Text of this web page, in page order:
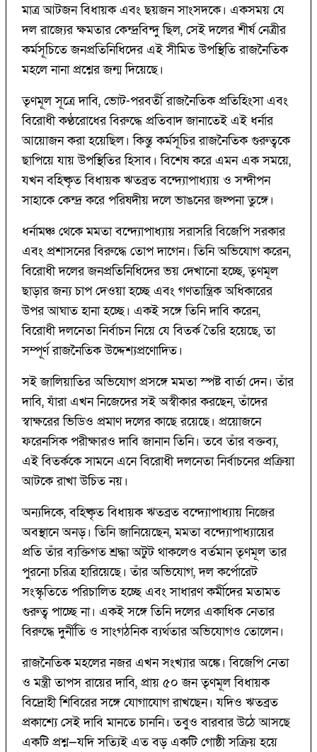
মাত্র আটজন বিধায়ক এবং ছয়জন সাংসদকে। একসময় যে
দল রাজ্যের ক্ষমতার কেন্দ্রবিন্দু ছিল, সেই দলের শীর্ষ নেত্রীর
কর্মসূচিতে জনপ্রতিনিধিদের এই সীমিত উপস্থিতি রাজনৈতিক
মহলে নানা প্রশ্নের জন্ম দিয়েছে।
তৃণমূল সূত্রে দাবি, ভোট-পরবর্তী রাজনৈতিক প্রতিহিংসা এবং
বিরোধী কণ্ঠরোধের বিরুদ্ধে প্রতিবাদ জানাতেই এই ধর্নার
আয়োজন করা হয়েছিল। কিন্তু কর্মসূচির রাজনৈতিক গুরুত্বকে
ছাপিয়ে যায় উপস্থিতির হিসাব। বিশেষ করে এমন এক সময়ে,
যখন বহিষ্কৃত বিধায়ক ঋতব্রত বন্দ্যোপাধ্যায় ও সন্দীপন
সাহাকে কেন্দ্র করে পরিষদীয় দলে ভাঙনের জল্পনা তুঙ্গে।
ধর্নামঞ্চ থেকে মমতা বন্দ্যোপাধ্যায় সরাসরি বিজেপি সরকার
এবং প্রশাসনের বিরুদ্ধে তোপ দাগেন। তিনি অভিযোগ করেন,
বিরোধী দলের জনপ্রতিনিধিদের ভয় দেখানো হচ্ছে, তৃণমূল
ছাড়ার জন্য চাপ দেওয়া হচ্ছে এবং গণতান্ত্রিক অধিকারের
উপর আঘাত হানা হচ্ছে। একই সঙ্গে তিনি দাবি করেন,
বিরোধী দলনেতা নির্বাচন নিয়ে যে বিতর্ক তৈরি হয়েছে, তা
সম্পূর্ণ রাজনৈতিক উদ্দেশ্যপ্রণোদিত।
সই জালিয়াতির অভিযোগ প্রসঙ্গে মমতা স্পষ্ট বার্তা দেন। তাঁর
দাবি, যাঁরা এখন নিজেদের সই অস্বীকার করছেন, তাঁদের
স্বাক্ষরের ভিডিও প্রমাণ দলের কাছে রয়েছে। প্রয়োজনে
ফরেনসিক পরীক্ষারও দাবি জানান তিনি। তবে তাঁর বক্তব্য,
এই বিতর্ককে সামনে এনে বিরোধী দলনেতা নির্বাচনের প্রক্রিয়া
আটকে রাখা উচিত নয়।
অন্যদিকে, বহিষ্কৃত বিধায়ক ঋতব্রত বন্দ্যোপাধ্যায় নিজের
অবস্থানে অনড়। তিনি জানিয়েছেন, মমতা বন্দ্যোপাধ্যায়ের
প্রতি তাঁর ব্যক্তিগত শ্রদ্ধা অটুট থাকলেও বর্তমান তৃণমূল তার
পুরনো চরিত্র হারিয়েছে। তাঁর অভিযোগ, দল কর্পোরেট
সংস্কৃতিতে পরিচালিত হচ্ছে এবং সাধারণ কর্মীদের মতামত
গুরুত্ব পাচ্ছে না। একই সঙ্গে তিনি দলের একাধিক নেতার
বিরুদ্ধে দুর্নীতি ও সাংগঠনিক ব্যর্থতার অভিযোগও তোলেন।
রাজনৈতিক মহলের নজর এখন সংখ্যার অঙ্কে। বিজেপি নেতা
ও মন্ত্রী তাপস রায়ের দাবি, প্রায় ৫০ জন তৃণমূল বিধায়ক
বিদ্রোহী শিবিরের সঙ্গে যোগাযোগ রাখছেন। যদিও ঋতব্রত
প্রকাশ্যে সেই দাবি মানতে চাননি। তবুও বারবার উঠে আসছে
একটি প্রশ্ন—যদি সত্যিই এত বড় একটি গোষ্ঠী সক্রিয় হয়ে